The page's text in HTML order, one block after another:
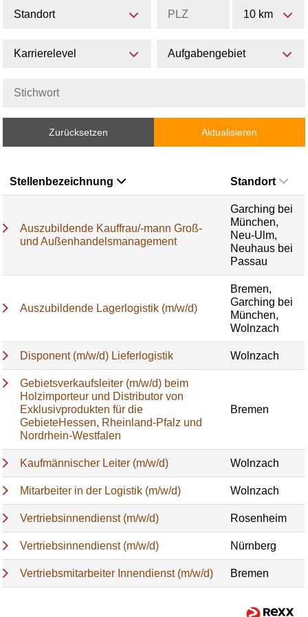
Standort 10 km
Karrierelevel Aufgabengebiet
Zurücksetzen Aktualisieren
Stellenbezeichnung Standort
Auszubildende Kauffrau/-mann Groß-
und Außenhandelsmanagement
Garching bei
München,
Neu-Ulm,
Neuhaus bei
Passau
Auszubildende Lagerlogistik (m/w/d)
Bremen,
Garching bei
München,
Wolnzach
Disponent (m/w/d) Lieferlogistik Wolnzach
Gebietsverkaufsleiter (m/w/d) beim
Holzimporteur und Distributor von
Exklusivprodukten für die
GebieteHessen, Rheinland-Pfalz und
Nordrhein-Westfalen
Bremen
Kaufmännischer Leiter (m/w/d) Wolnzach
Mitarbeiter in der Logistik (m/w/d) Wolnzach
Vertriebsinnendienst (m/w/d) Rosenheim
Vertriebsinnendienst (m/w/d) Nürnberg
Vertriebsmitarbeiter Innendienst (m/w/d) Bremen